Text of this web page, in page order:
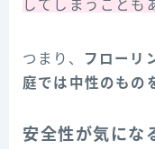
してしまうことも
つまり、
フローリ
庭では中性のもの
安全性が気にな